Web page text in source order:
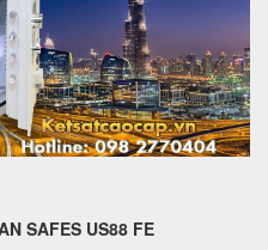
SAFES US88 FE